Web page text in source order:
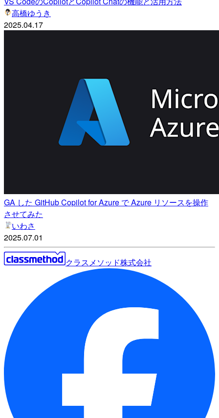
高橋ゆうき
2025.04.17
GA した GitHub Copilot for Azure で Azure リソースを操作
させてみた
いわさ
2025.07.01
クラスメソッド株式会社